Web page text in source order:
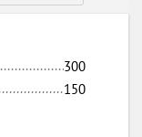
300
150